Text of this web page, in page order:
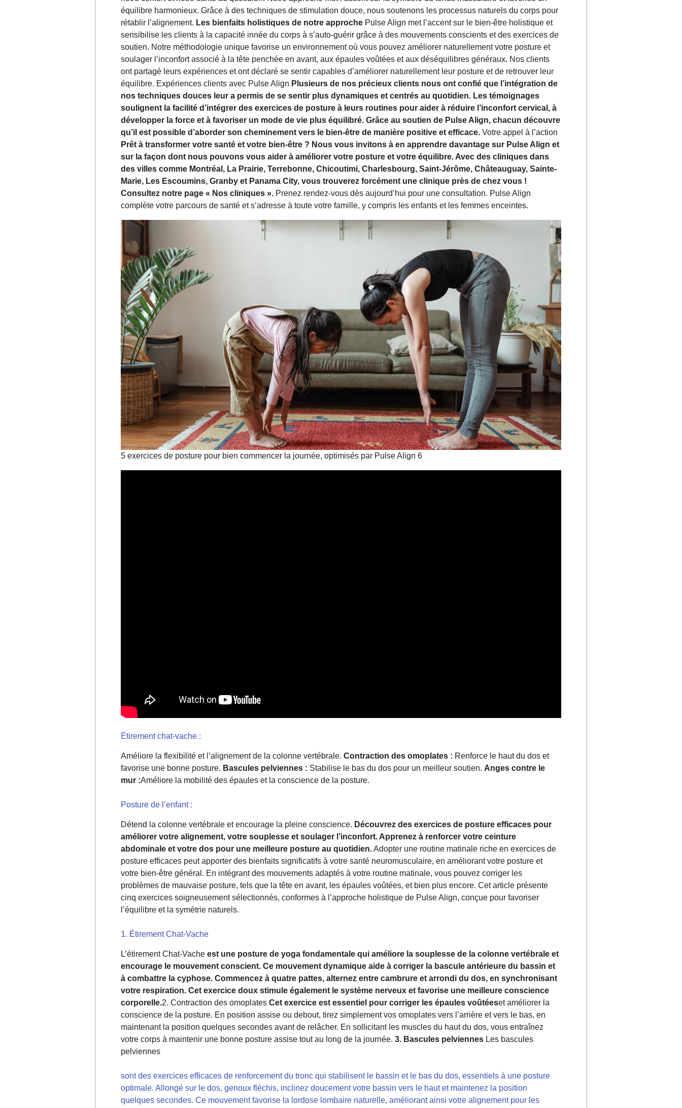
équilibre harmonieux. Grâce à des techniques de stimulation douce, nous soutenons les processus naturels du corps pour
rétablir l’alignement. Les bienfaits holistiques de notre approche Pulse Align met l’accent sur le bien-être holistique et
sensibilise les clients à la capacité innée du corps à s’auto-guérir grâce à des mouvements conscients et des exercices de
soutien. Notre méthodologie unique favorise un environnement où vous pouvez améliorer naturellement votre posture et
soulager l’inconfort associé à la tête penchée en avant, aux épaules voûtées et aux déséquilibres généraux. Nos clients
ont partagé leurs expériences et ont déclaré se sentir capables d’améliorer naturellement leur posture et de retrouver leur
équilibre. Expériences clients avec Pulse Align Plusieurs de nos précieux clients nous ont confié que l’intégration de
nos techniques douces leur a permis de se sentir plus dynamiques et centrés au quotidien. Les témoignages
soulignent la facilité d’intégrer des exercices de posture à leurs routines pour aider à réduire l’inconfort cervical, à
développer la force et à favoriser un mode de vie plus équilibré. Grâce au soutien de Pulse Align, chacun découvre
qu’il est possible d’aborder son cheminement vers le bien-être de manière positive et efficace. Votre appel à l’action
Prêt à transformer votre santé et votre bien-être ? Nous vous invitons à en apprendre davantage sur Pulse Align et
sur la façon dont nous pouvons vous aider à améliorer votre posture et votre équilibre. Avec des cliniques dans
des villes comme Montréal, La Prairie, Terrebonne, Chicoutimi, Charlesbourg, Saint-Jérôme, Châteauguay, Sainte-
Marie, Les Escoumins, Granby et Panama City, vous trouverez forcément une clinique près de chez vous !
Consultez notre page « Nos cliniques ». Prenez rendez-vous dès aujourd’hui pour une consultation. Pulse Align
complète votre parcours de santé et s’adresse à toute votre famille, y compris les enfants et les femmes enceintes.
5 exercices de posture pour bien commencer la journée, optimisés par Pulse Align 6
Étirement chat-vache :
Améliore la flexibilité et l’alignement de la colonne vertébrale. Contraction des omoplates : Renforce le haut du dos et
favorise une bonne posture. Bascules pelviennes : Stabilise le bas du dos pour un meilleur soutien. Anges contre le
mur :Améliore la mobilité des épaules et la conscience de la posture.
Posture de l’enfant :
Détend la colonne vertébrale et encourage la pleine conscience. Découvrez des exercices de posture efficaces pour
améliorer votre alignement, votre souplesse et soulager l’inconfort. Apprenez à renforcer votre ceinture
abdominale et votre dos pour une meilleure posture au quotidien.Adopter une routine matinale riche en exercices de
posture efficaces peut apporter des bienfaits significatifs à votre santé neuromusculaire, en améliorant votre posture et
votre bien-être général. En intégrant des mouvements adaptés à votre routine matinale, vous pouvez corriger les
problèmes de mauvaise posture, tels que la tête en avant, les épaules voûtées, et bien plus encore. Cet article présente
cinq exercices soigneusement sélectionnés, conformes à l’approche holistique de Pulse Align, conçue pour favoriser
l’équilibre et la symétrie naturels.
1. Étirement Chat-Vache
L’étirement Chat-Vache est une posture de yoga fondamentale qui améliore la souplesse de la colonne vertébrale et
encourage le mouvement conscient. Ce mouvement dynamique aide à corriger la bascule antérieure du bassin et
à combattre la cyphose. Commencez à quatre pattes, alternez entre cambrure et arrondi du dos, en synchronisant
votre respiration. Cet exercice doux stimule également le système nerveux et favorise une meilleure conscience
corporelle.2. Contraction des omoplates Cet exercice est essentiel pour corriger les épaules voûtéeset améliorer la
conscience de la posture. En position assise ou debout, tirez simplement vos omoplates vers l’arrière et vers le bas, en
maintenant la position quelques secondes avant de relâcher. En sollicitant les muscles du haut du dos, vous entraînez
votre corps à maintenir une bonne posture assise tout au long de la journée. 3. Bascules pelviennes Les bascules
pelviennes
sont des exercices efficaces de renforcement du tronc qui stabilisent le bassin et le bas du dos, essentiels à une posture
optimale. Allongé sur le dos, genoux fléchis, inclinez doucement votre bassin vers le haut et maintenez la position
quelques secondes. Ce mouvement favorise la lordose lombaire naturelle, améliorant ainsi votre alignement pour les